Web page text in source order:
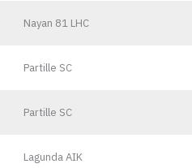
Nayan 81 LHC
Partille SC
Partille SC
Lagunda AIK